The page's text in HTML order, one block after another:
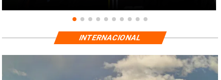
INTERNACIONAL